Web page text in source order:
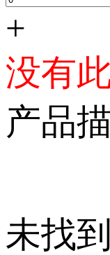
+
没有
产品
未找